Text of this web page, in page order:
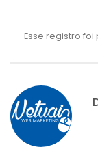
Esse registro